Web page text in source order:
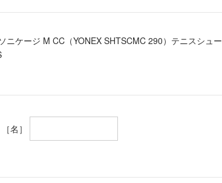
ニケージ M CC（YONEX SHTSCMC 290）テニスシュ
［名］